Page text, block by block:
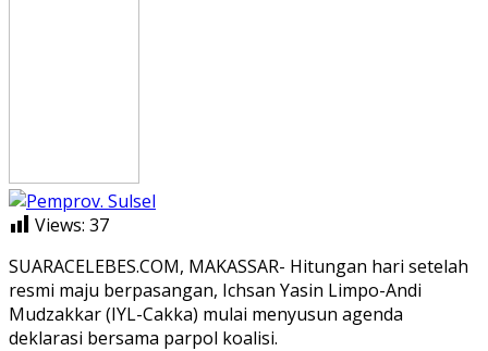
Views: 37
SUARACELEBES.COM, MAKASSAR- Hitungan hari setelah
resmi maju berpasangan, Ichsan Yasin Limpo-Andi
Mudzakkar (IYL-Cakka) mulai menyusun agenda
deklarasi bersama parpol koalisi.